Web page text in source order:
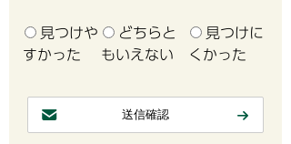
見つけや
すかった
どちらと
もいえない
見つけに
くかった